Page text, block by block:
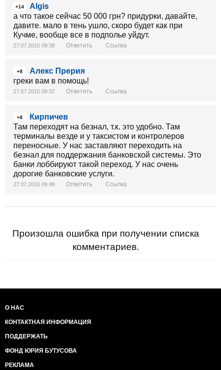
+14
Algis
а что такое сейчас 50 000 грн? придурки, давайте,
давите. мало в тень ушло, скоро будет как при
Кучме, вообще все в подполье уйдут.
27.07.2015 09:38 Ответить Ссылка
+8
Алекс Прерия
греки вам в помощь!
27.07.2015 09:37 Ответить Ссылка
+8
Кирпичев
Там переходят на безнал, т.к. это удобно. Там
терминалы везде и у таксистом и контролеров
переносные. У нас заставляют переходить на
безнал для поддержания банковской системы. Это
банки лоббируют такой переход. У нас очень
дорогие банковские услуги.
27.07.2015 09:48 Ответить Ссылка
Произошла ошибка при получении списка
комментариев.
О НАС
КОНТАКТНАЯ ИНФОРМАЦИЯ
ПОДДЕРЖАТЬ
ФОНД ЮРИЯ БУТУСОВА
РЕКЛАМА